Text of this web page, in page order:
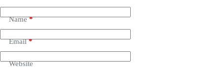
Name*
Email*
Website